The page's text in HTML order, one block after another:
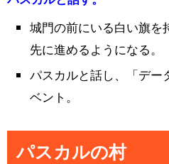
城門の前にいる白い旗を
先に進めるようになる。
パスカルと話し、「デー
ベント。
パスカルの村